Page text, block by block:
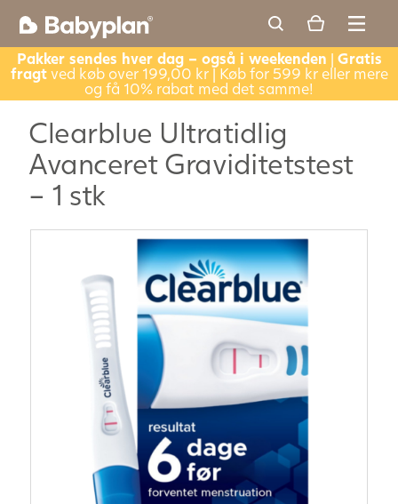
Pakker sendes hver dag – også i weekenden | Gratis
fragtved køb over 199,00 kr | Køb for 599 kr eller mere
og få 10% rabat med det samme!
Clearblue Ultratidlig
Avanceret Graviditetstest
– 1 stk